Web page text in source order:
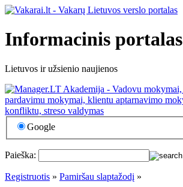
Informacinis portalas
Lietuvos ir užsienio naujienos
Google
Paieška:
Registruotis » Pamiršau slaptažodį »